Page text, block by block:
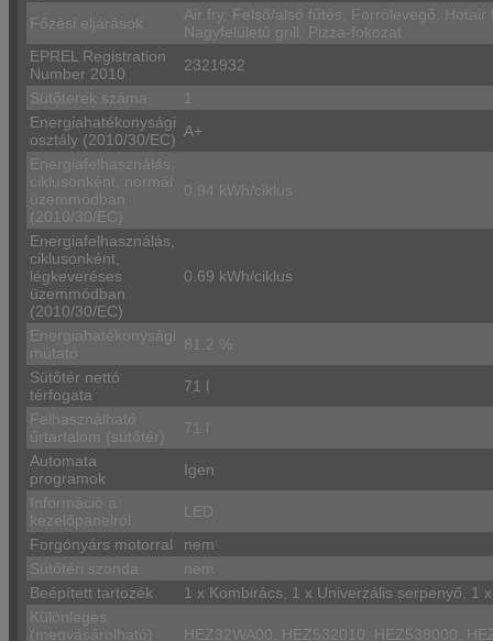
Főzési eljárások
Air fry, Felső/alsó fűtés, Forrólevegő,
Nagyfelületű grill, Pizza-fokozat
EPREL Registration
Number 2010
2321932
Sütőterek száma
Energiahatékonysági
osztály (2010/30/EC) A+
Energiafelhasználás,
ciklusonként, normál
üzemmódban
(2010/30/EC)
0.94 kWh/ciklus
Energiafelhasználás,
ciklusonként,
légkeveréses
üzemmódban
(2010/30/EC)
0.69 kWh/ciklus
Energiahatékonysági
mutató
81.2 %
Sütőtér nettó
térfogata
71 l
Felhasználható
űrtartalom (sütőtér)
71 l
Automata
programok
Igen
Információ a
kezelőpanelról
LED
Forgónyárs motorral
nem
Sütőtéri szonda
nem
Beépített tartozék
1 x Kombirács, 1 x Univerzális serpenyő, 1
Különleges
(megvásárolható)
HEZ32WA00, HEZ532010, HEZ538000,